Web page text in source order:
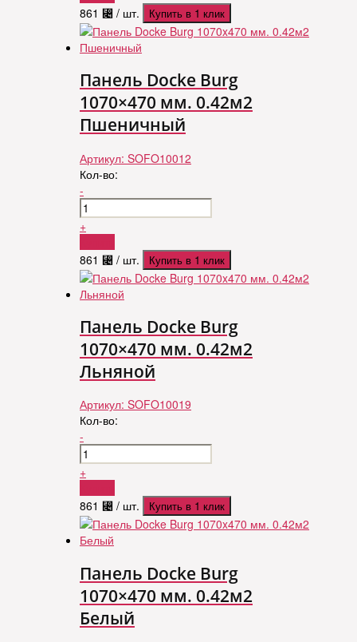
861 ⃄ / шт. Купить в 1 клик
Панель Docke Burg
1070×470 мм. 0.42м2
Пшеничный
Артикул: SOFO10012
Кол-во:
-
+
861 ⃄ / шт. Купить в 1 клик
Панель Docke Burg
1070×470 мм. 0.42м2
Льняной
Артикул: SOFO10019
Кол-во:
-
+
861 ⃄ / шт. Купить в 1 клик
Панель Docke Burg
1070×470 мм. 0.42м2
Белый